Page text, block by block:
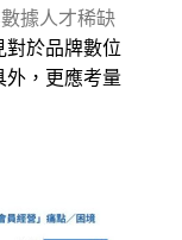
據人才稀缺
對於品牌數位
外，更應考量